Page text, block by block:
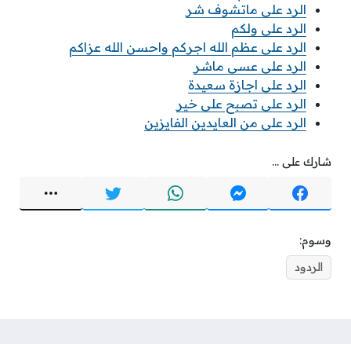
الرد على ماتشوف شر
الرد على ولكم
الرد على عظم الله اجركم واحسن الله عزاكم
الرد على عسى ماشر
الرد على اجازة سعيدة
الرد على تصبح على خير
الرد على من العايدين الفايزين
شارك على ...
وسوم:
الردود